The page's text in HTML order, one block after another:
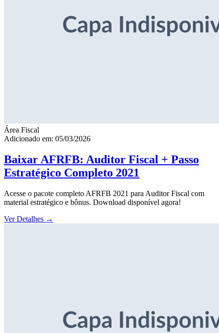
Área Fiscal
Adicionado em: 05/03/2026
Baixar AFRFB: Auditor Fiscal + Passo
Estratégico Completo 2021
Acesse o pacote completo AFRFB 2021 para Auditor Fiscal com
material estratégico e bônus. Download disponível agora!
Ver Detalhes →